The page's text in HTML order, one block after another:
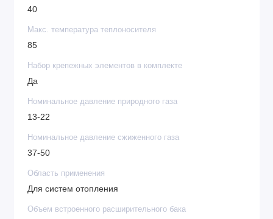
40
Макс. температура теплоносителя
85
Набор крепежных элементов в комплекте
Да
Номинальное давление природного газа
13-22
Номинальное давление сжиженного газа
37-50
Область применения
Для систем отопления
Объем встроенного расширительного бака